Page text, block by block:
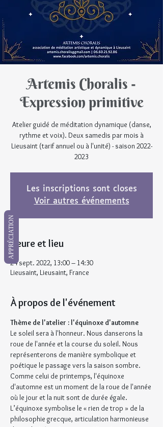
Artemis Choralis -
Expression primitive
Atelier guidé de méditation dynamique (danse,
rythme et voix). Deux samedis par mois à
Lieusaint (tarif annuel ou à l'unité) - saison 2022-
Les inscriptions sont closes
Voir autres événements
Heure et lieu
24 sept. 2022, 13:00 – 14:30
Lieusaint, Lieusaint, France
À propos de l'événement
Thème de l'atelier : l'équinoxe d'automne
Le soleil sera à l'honneur. Nous danserons la
roue de l'année et la course du soleil. Nous
représenterons de manière symbolique et
poétique le passage vers la saison sombre.
Comme celui de printemps, l'équinoxe
d'automne est un moment de la roue de l'année
où le jour et la nuit sont de durée égale.
L’équinoxe symbolise le « rien de trop » de la
philosophie grecque, articulation harmonieuse
APPRÉCIATION